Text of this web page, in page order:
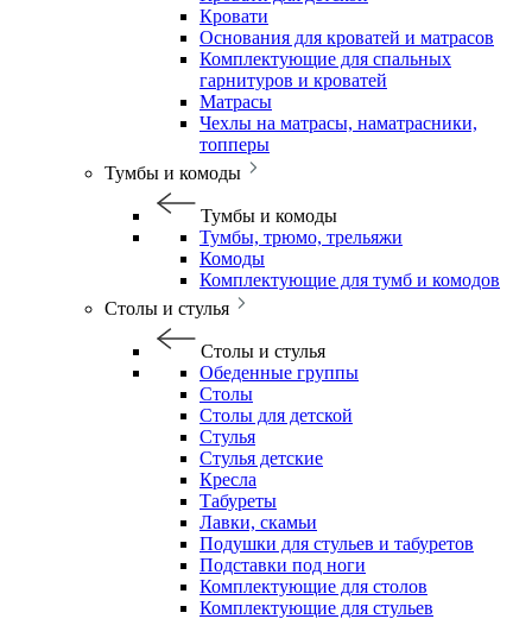
Кровати
Основания для кроватей и матрасов
Комплектующие для спальных
гарнитуров и кроватей
Матрасы
Чехлы на матрасы, наматрасники,
топперы
Тумбы и комоды
Тумбы и комоды
Тумбы, трюмо, трельяжи
Комоды
Комплектующие для тумб и комодов
Столы и стулья
Столы и стулья
Обеденные группы
Столы
Столы для детской
Стулья
Стулья детские
Кресла
Табуреты
Лавки, скамьи
Подушки для стульев и табуретов
Подставки под ноги
Комплектующие для столов
Комплектующие для стульев